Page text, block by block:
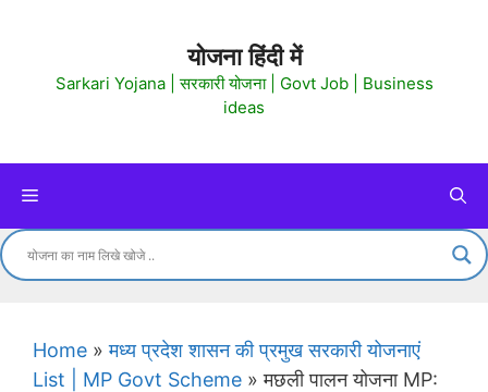
content
योजना हिंदी में
Sarkari Yojana | सरकारी योजना | Govt Job | Business
ideas
Menu
Home »मध्य प्रदेश शासन की प्रमुख सरकारी योजनाएं
List | MP Govt Scheme »मछली पालन योजना MP: